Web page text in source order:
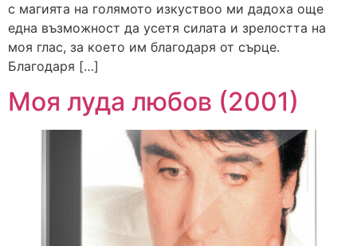
с магията на голямото изкуствоо ми дадоха още
една възможност да усетя силата и зрелостта на
моя глас, за което им благодаря от сърце.
Благодаря […]
Моя луда любов (2001)